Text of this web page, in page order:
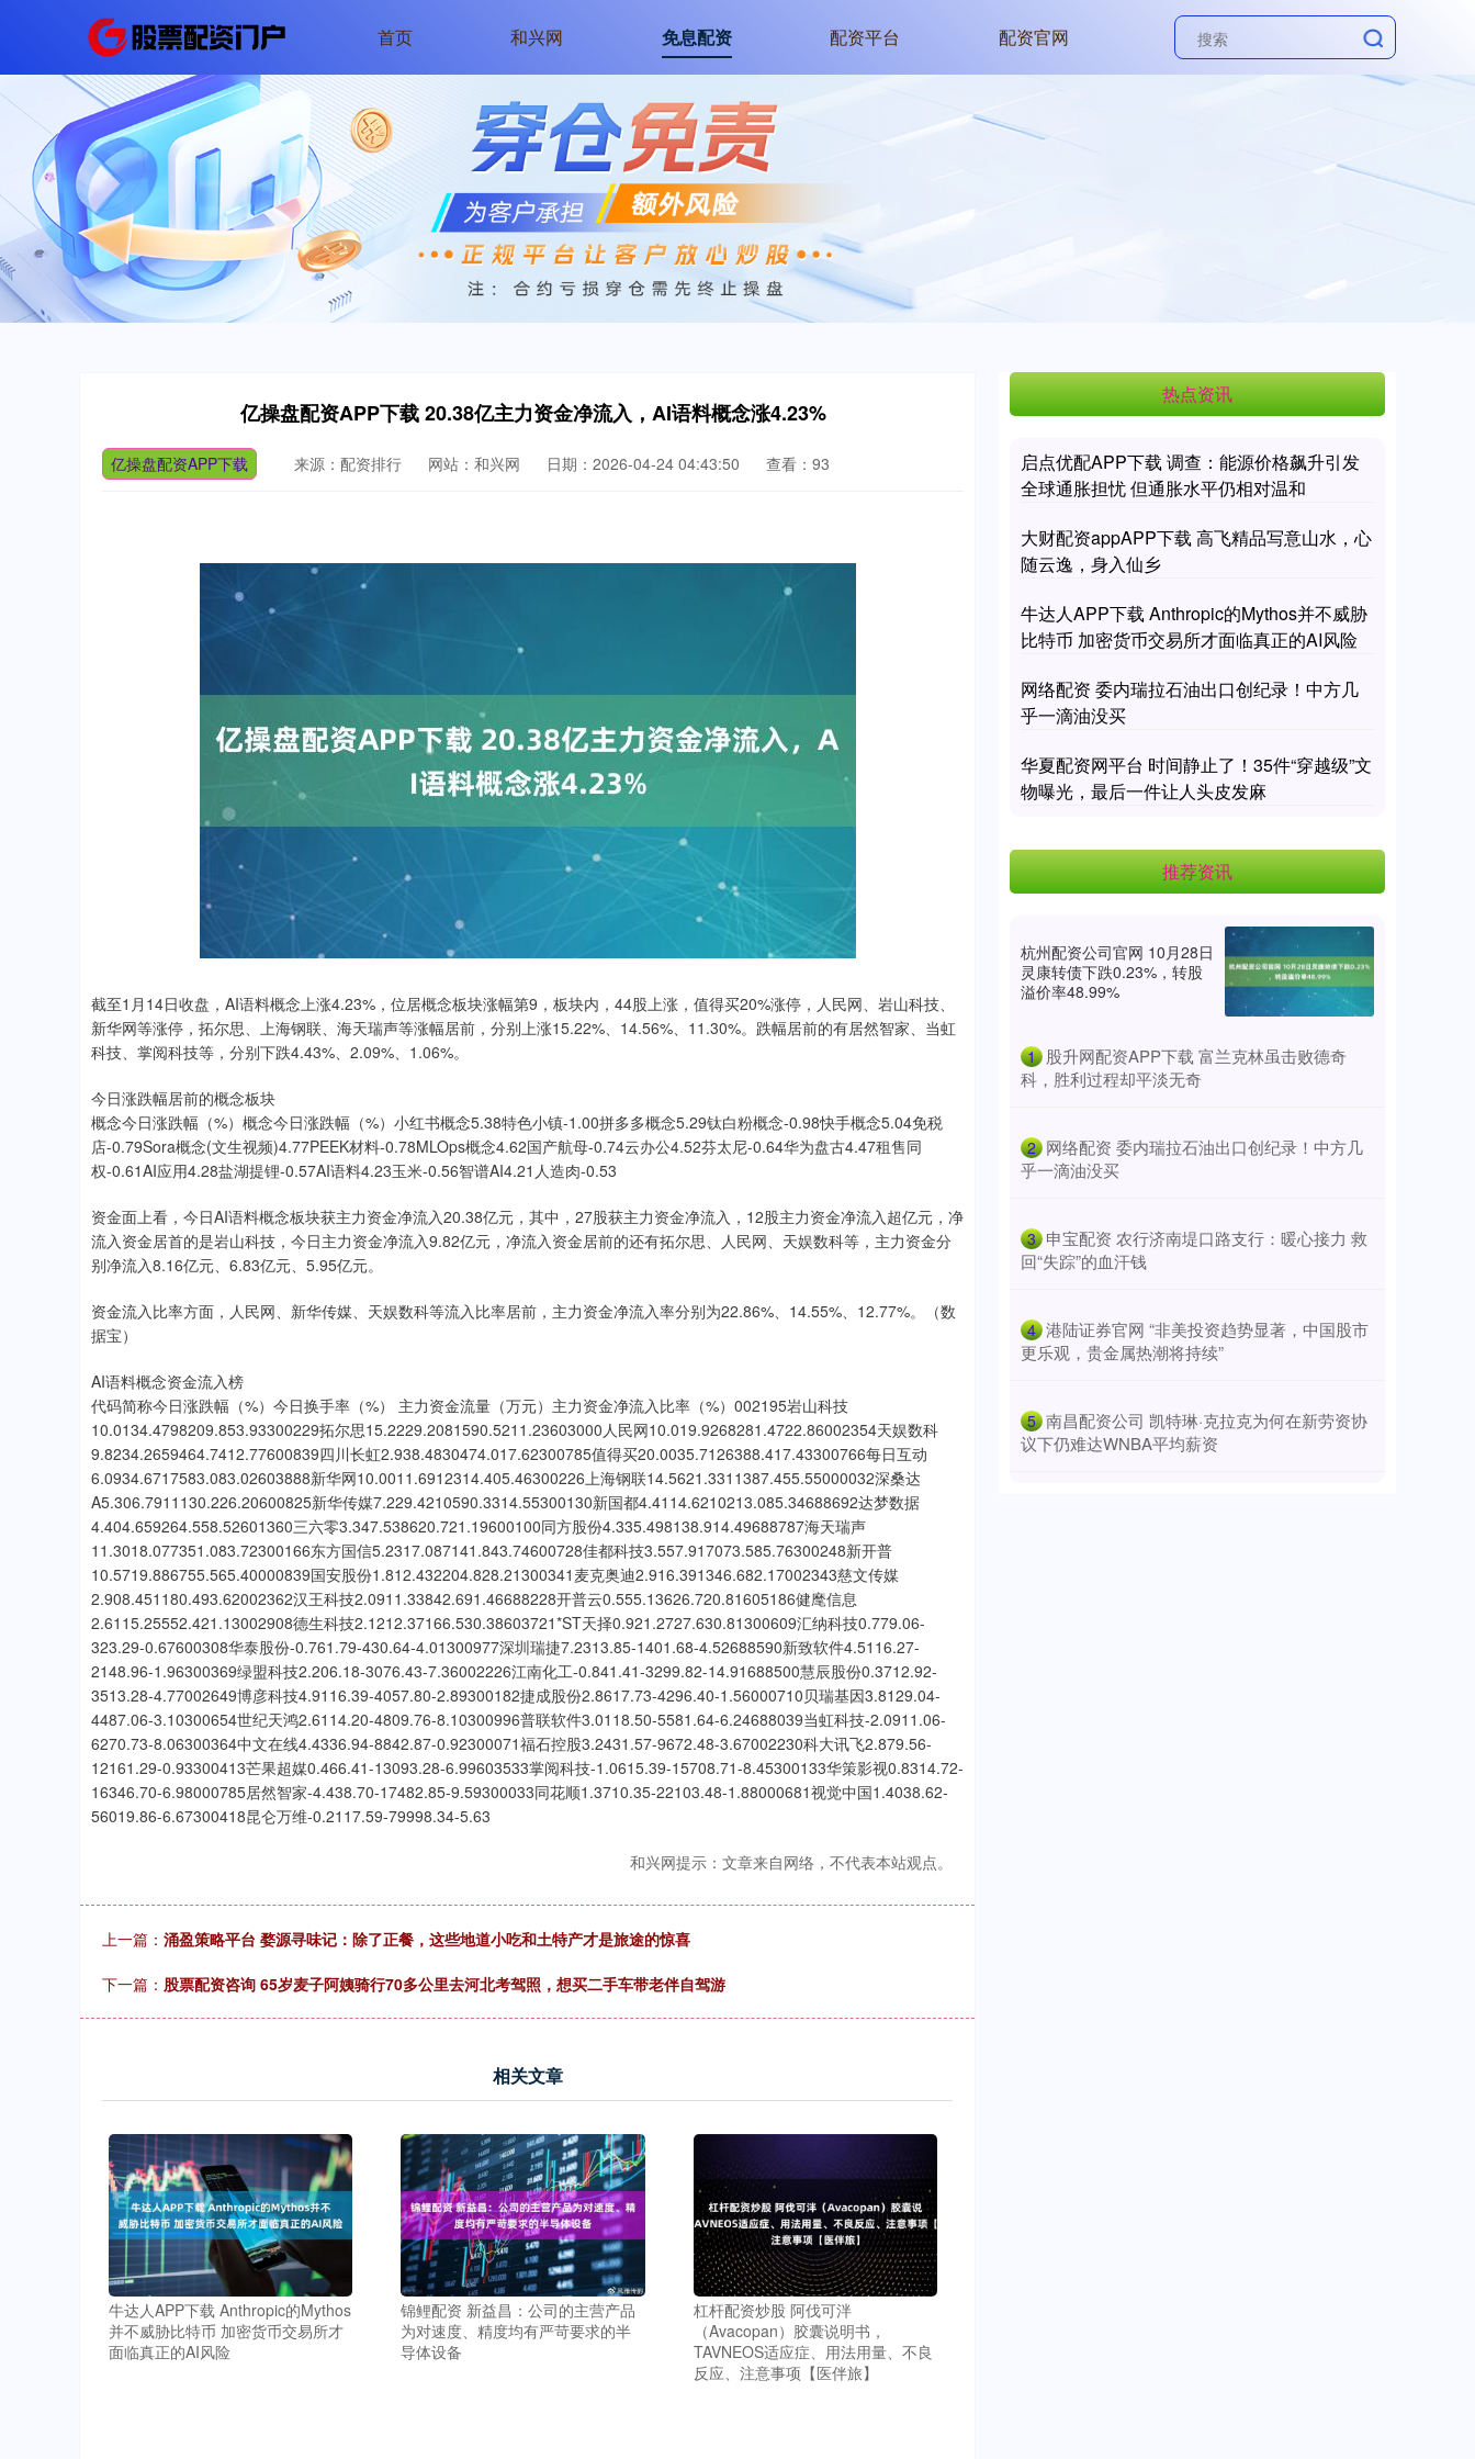
首页 和兴网 免息配资 配资平台 配资官网
亿操盘配资APP下载 20.38亿主力资金净流入，AI语料概念涨4.23%
亿操盘配资APP下载 来源：配资排行 网站：和兴网 日期：2026-04-24 04:43:50 查看：93
截至1月14日收盘，AI语料概念上涨4.23%，位居概念板块涨幅第9，板块内，44股上涨，值得买20%涨停，人民网、岩山科技、
新华网等涨停，拓尔思、上海钢联、海天瑞声等涨幅居前，分别上涨15.22%、14.56%、11.30%。跌幅居前的有居然智家、当虹
科技、掌阅科技等，分别下跌4.43%、2.09%、1.06%。
今日涨跌幅居前的概念板块
概念今日涨跌幅（%）概念今日涨跌幅（%）小红书概念5.38特色小镇-1.00拼多多概念5.29钛白粉概念-0.98快手概念5.04免税
店-0.79Sora概念(文生视频)4.77PEEK材料-0.78MLOps概念4.62国产航母-0.74云办公4.52芬太尼-0.64华为盘古4.47租售同
权-0.61AI应用4.28盐湖提锂-0.57AI语料4.23玉米-0.56智谱AI4.21人造肉-0.53
资金面上看，今日AI语料概念板块获主力资金净流入20.38亿元，其中，27股获主力资金净流入，12股主力资金净流入超亿元，净
流入资金居首的是岩山科技，今日主力资金净流入9.82亿元，净流入资金居前的还有拓尔思、人民网、天娱数科等，主力资金分
别净流入8.16亿元、6.83亿元、5.95亿元。
资金流入比率方面，人民网、新华传媒、天娱数科等流入比率居前，主力资金净流入率分别为22.86%、14.55%、12.77%。（数
据宝）
AI语料概念资金流入榜
代码简称今日涨跌幅（%）今日换手率（%） 主力资金流量（万元）主力资金净流入比率（%）002195岩山科技
10.0134.4798209.853.93300229拓尔思15.2229.2081590.5211.23603000人民网10.019.9268281.4722.86002354天娱数科
9.8234.2659464.7412.77600839四川长虹2.938.4830474.017.62300785值得买20.0035.7126388.417.43300766每日互动
6.0934.6717583.083.02603888新华网10.0011.6912314.405.46300226上海钢联14.5621.3311387.455.55000032深桑达
A5.306.7911130.226.20600825新华传媒7.229.4210590.3314.55300130新国都4.4114.6210213.085.34688692达梦数据
4.404.659264.558.52601360三六零3.347.538620.721.19600100同方股份4.335.498138.914.49688787海天瑞声
11.3018.077351.083.72300166东方国信5.2317.087141.843.74600728佳都科技3.557.917073.585.76300248新开普
10.5719.886755.565.40000839国安股份1.812.432204.828.21300341麦克奥迪2.916.391346.682.17002343慈文传媒
2.908.451180.493.62002362汉王科技2.0911.33842.691.46688228开普云0.555.13626.720.81605186健麾信息
2.6115.25552.421.13002908德生科技2.1212.37166.530.38603721*ST天择0.921.2727.630.81300609汇纳科技0.779.06-
323.29-0.67600308华泰股份-0.761.79-430.64-4.01300977深圳瑞捷7.2313.85-1401.68-4.52688590新致软件4.5116.27-
2148.96-1.96300369绿盟科技2.206.18-3076.43-7.36002226江南化工-0.841.41-3299.82-14.91688500慧辰股份0.3712.92-
3513.28-4.77002649博彦科技4.9116.39-4057.80-2.89300182捷成股份2.8617.73-4296.40-1.56000710贝瑞基因3.8129.04-
4487.06-3.10300654世纪天鸿2.6114.20-4809.76-8.10300996普联软件3.0118.50-5581.64-6.24688039当虹科技-2.0911.06-
6270.73-8.06300364中文在线4.4336.94-8842.87-0.92300071福石控股3.2431.57-9672.48-3.67002230科大讯飞2.879.56-
12161.29-0.93300413芒果超媒0.466.41-13093.28-6.99603533掌阅科技-1.0615.39-15708.71-8.45300133华策影视0.8314.72-
16346.70-6.98000785居然智家-4.438.70-17482.85-9.59300033同花顺1.3710.35-22103.48-1.88000681视觉中国1.4038.62-
56019.86-6.67300418昆仑万维-0.2117.59-79998.34-5.63
和兴网提示：文章来自网络，不代表本站观点。
上一篇： 涌盈策略平台 婺源寻味记：除了正餐，这些地道小吃和土特产才是旅途的惊喜
下一篇： 股票配资咨询 65岁麦子阿姨骑行70多公里去河北考驾照，想买二手车带老伴自驾游
相关文章
牛达人APP下载 Anthropic的Mythos
并不威胁比特币 加密货币交易所才
面临真正的AI风险
锦鲤配资 新益昌：公司的主营产品
为对速度、精度均有严苛要求的半
导体设备
杠杆配资炒股 阿伐可泮
（Avacopan）胶囊说明书，
TAVNEOS适应症、用法用量、不良
反应、注意事项【医伴旅】
热点资讯
启点优配APP下载 调查：能源价格飙升引发
全球通胀担忧 但通胀水平仍相对温和
大财配资appAPP下载 高飞精品写意山水，心
随云逸，身入仙乡
牛达人APP下载 Anthropic的Mythos并不威胁
比特币 加密货币交易所才面临真正的AI风险
网络配资 委内瑞拉石油出口创纪录！中方几
乎一滴油没买
华夏配资网平台 时间静止了！35件“穿越级”文
物曝光，最后一件让人头皮发麻
推荐资讯
杭州配资公司官网 10月28日
灵康转债下跌0.23%，转股
溢价率48.99%
1 ​股升网配资APP下载 富兰克林虽击败德奇
科，胜利过程却平淡无奇
2 ​网络配资 委内瑞拉石油出口创纪录！中方几
乎一滴油没买
3 ​申宝配资 农行济南堤口路支行：暖心接力 救
回“失踪”的血汗钱
4 ​港陆证券官网 “非美投资趋势显著，中国股市
更乐观，贵金属热潮将持续”
5 ​南昌配资公司 凯特琳·克拉克为何在新劳资协
议下仍难达WNBA平均薪资